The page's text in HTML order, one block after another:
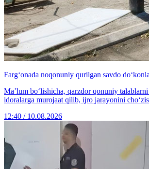
Farg‘onada noqonuniy qurilgan savdo
Maʼlum bo‘lishicha, qarzdor qonuniy
idoralarga murojaat qilib, ijro jarayonini
12:40 / 10.08.2026